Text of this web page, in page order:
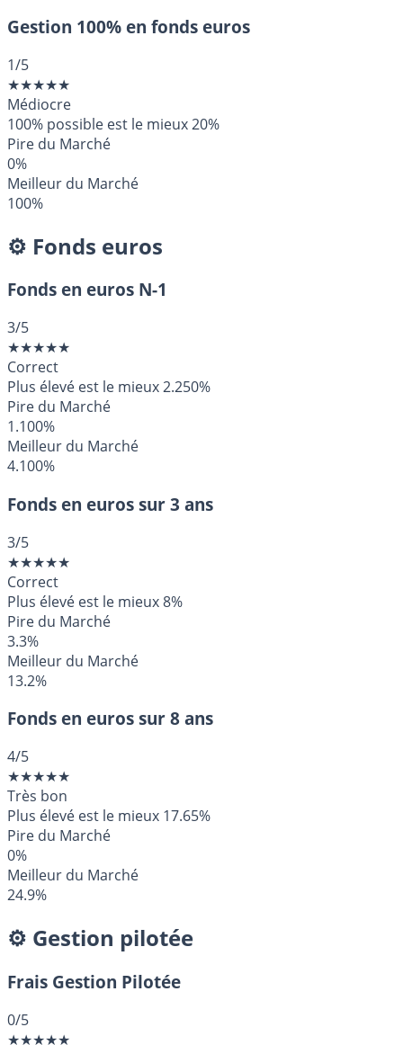
Gestion 100% en fonds euros
1/5
★★★★★
Médiocre
100% possible est le mieux20%
Pire du Marché
0%
Meilleur du Marché
100%
⚙️ Fonds euros
Fonds en euros N-1
3/5
★★★★★
Correct
Plus élevé est le mieux2.250%
Pire du Marché
1.100%
Meilleur du Marché
4.100%
Fonds en euros sur 3 ans
3/5
★★★★★
Correct
Plus élevé est le mieux8%
Pire du Marché
3.3%
Meilleur du Marché
13.2%
Fonds en euros sur 8 ans
4/5
★★★★★
Très bon
Plus élevé est le mieux 17.65%
Pire du Marché
0%
Meilleur du Marché
24.9%
⚙️ Gestion pilotée
Frais Gestion Pilotée
0/5
★★★★★